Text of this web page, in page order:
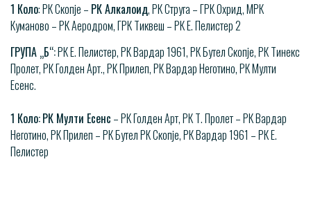
1 Коло: РК Скопје – РК Алкалоид, РК Струга – ГРК Охрид, МРК
Куманово – РК Аеродром, ГРК Тиквеш – РК Е. Пелистер 2
ГРУПА „Б“:РК Е. Пелистер, РК Вардар 1961, РК Бутел Скопје, РК Тинекс
Пролет, РК Голден Арт., РК Прилеп, РК Вардар Неготино, РК Мулти
Есенс.
1 Коло:РК Мулти Есенс – РК Голден Арт, РК Т. Пролет – РК Вардар
Неготино, РК Прилеп – РК Бутел РК Скопје, РК Вардар 1961 – РК Е.
Пелистер